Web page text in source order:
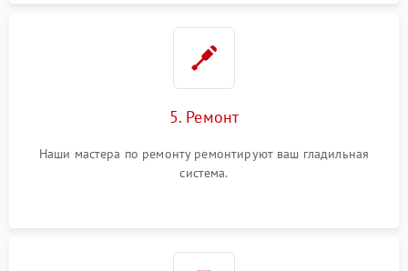
5. Ремонт
Наши мастера по ремонту ремонтируют ваш гладильная
система.